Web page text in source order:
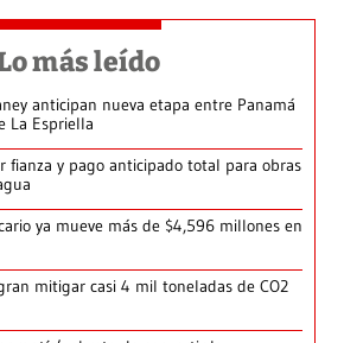
más leído
anticipan nueva etapa entre Panamá
La Espriella
fianza y pago anticipado total para obras
ya mueve más de $4,596 millones en
mitigar casi 4 mil toneladas de CO2